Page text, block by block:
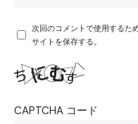
次回のコメントで使用するた
サイトを保存する。
CAPTCHA コード